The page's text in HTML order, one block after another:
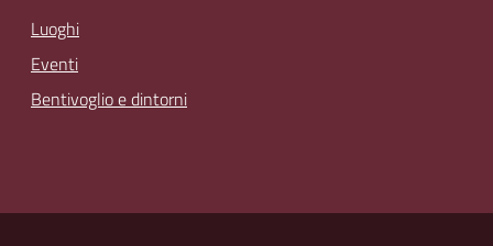
Luoghi
Eventi
Bentivoglio e dintorni